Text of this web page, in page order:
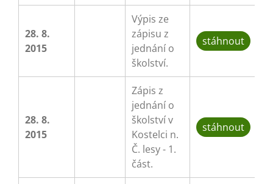
28. 8.
2015
Výpis ze
zápisu z
jednání o
školství.
stáhnout
28. 8.
2015
Zápis z
jednání o
školství v
Kostelci n.
Č. lesy - 1.
část.
stáhnout